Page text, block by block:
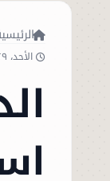
الأحد، ٢٩ مارس ٢٠٢٦ في ٠١:١٦ م